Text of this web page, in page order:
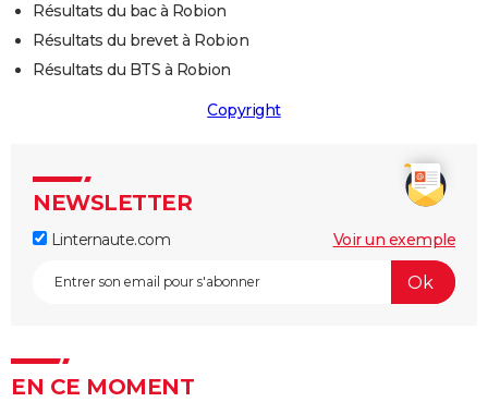
Résultats du bac à Robion
Résultats du brevet à Robion
Résultats du BTS à Robion
Copyright
NEWSLETTER
Linternaute.com Voir un exemple
EN CE MOMENT